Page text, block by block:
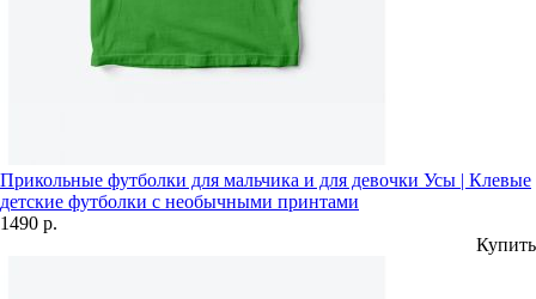
Прикольные футболки для мальчика и для девочки Усы | Клевые
детские футболки с необычными принтами
1490 р.
Купить